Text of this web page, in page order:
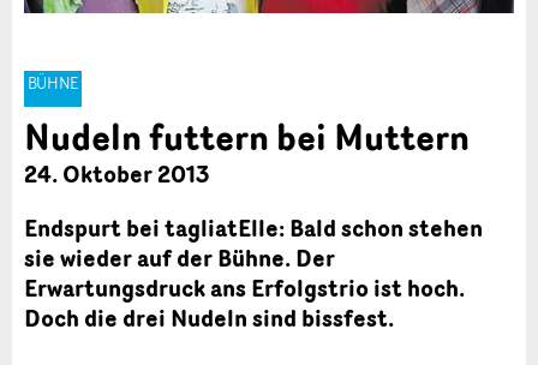
BÜHNE
Nudeln futtern bei Muttern
24. Oktober 2013
Endspurt bei tagliatElle: Bald schon stehen
sie wieder auf der Bühne. Der
Erwartungsdruck ans Erfolgstrio ist hoch.
Doch die drei Nudeln sind bissfest.